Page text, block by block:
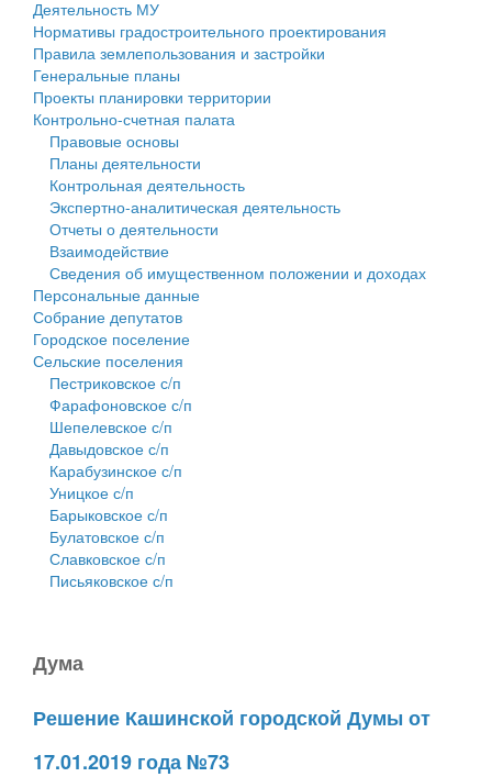
Генеральные планы
Проекты планировки территории
Собрание депутатов
Городское поселение
Сельские поселения
Деятельность МУ
Нормативы градостроительного проектирования
Правила землепользования и застройки
Генеральные планы
Проекты планировки территории
Контрольно-счетная палата
Правовые основы
Планы деятельности
Контрольная деятельность
Экспертно-аналитическая деятельность
Отчеты о деятельности
Взаимодействие
Сведения об имущественном положении и доходах
Персональные данные
Собрание депутатов
Городское поселение
Сельские поселения
Пестриковское с/п
Фарафоновское с/п
Шепелевское с/п
Давыдовское с/п
Карабузинское с/п
Уницкое с/п
Барыковское с/п
Булатовское с/п
Славковское с/п
Письяковское с/п
Дума
Решение Кашинской городской Думы от
17.01.2019 года №73